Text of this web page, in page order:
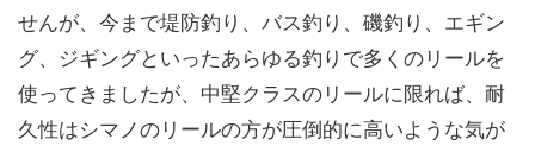
せんが、今まで堤防釣り、バス釣り、磯釣り、エギン
グ、ジギングといったあらゆる釣りで多くのリールを
使ってきましたが、中堅クラスのリールに限れば、耐
久性はシマノのリールの方が圧倒的に高いような気が